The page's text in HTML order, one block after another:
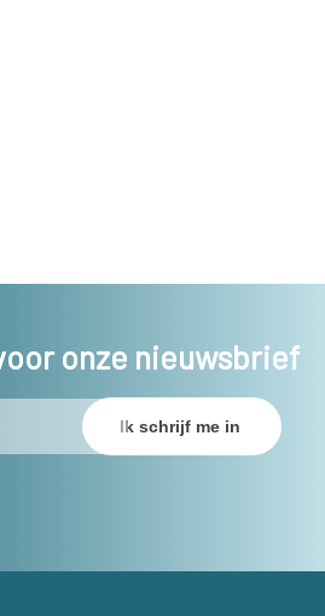
onze nieuwsbrief